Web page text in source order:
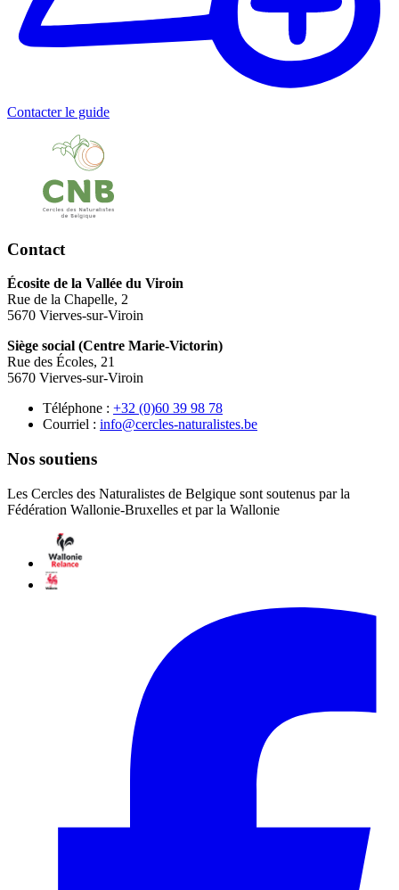
Contacter le guide
Contact
Écosite de la Vallée du Viroin
Rue de la Chapelle, 2
5670 Vierves-sur-Viroin
Siège social (Centre Marie-Victorin)
Rue des Écoles, 21
5670 Vierves-sur-Viroin
Téléphone : 87 89 93 06(0) 23+
Courriel : eb.setsilarutan-selcrec@ofni
Nos soutiens
Les Cercles des Naturalistes de Belgique sont soutenus par la
Fédération Wallonie-Bruxelles et par la Wallonie